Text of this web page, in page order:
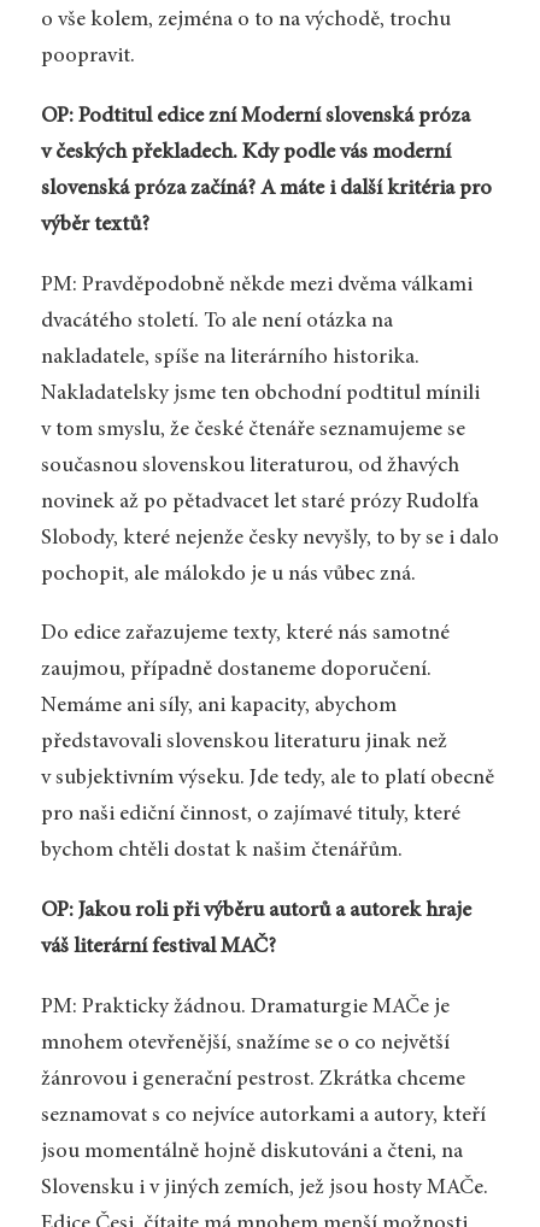
o vše kolem, zejména o to na východě, trochu
poopravit.
OP: Podtitul edice zní Moderní slovenská próza
v českých překladech. Kdy podle vás moderní
slovenská próza začíná? A máte i další kritéria pro
výběr textů?
PM: Pravděpodobně někde mezi dvěma válkami
dvacátého století. To ale není otázka na
nakladatele, spíše na literárního historika.
Nakladatelsky jsme ten obchodní podtitul mínili
v tom smyslu, že české čtenáře seznamujeme se
současnou slovenskou literaturou, od žhavých
novinek až po pětadvacet let staré prózy Rudolfa
Slobody, které nejenže česky nevyšly, to by se i dalo
pochopit, ale málokdo je u nás vůbec zná.
Do edice zařazujeme texty, které nás samotné
zaujmou, případně dostaneme doporučení.
Nemáme ani síly, ani kapacity, abychom
představovali slovenskou literaturu jinak než
v subjektivním výseku. Jde tedy, ale to platí obecně
pro naši ediční činnost, o zajímavé tituly, které
bychom chtěli dostat k našim čtenářům.
OP: Jakou roli při výběru autorů a autorek hraje
váš literární festival MAČ?
PM: Prakticky žádnou. Dramaturgie MAČe je
mnohem otevřenější, snažíme se o co největší
žánrovou i generační pestrost. Zkrátka chceme
seznamovat s co nejvíce autorkami a autory, kteří
jsou momentálně hojně diskutováni a čteni, na
Slovensku i v jiných zemích, jež jsou hosty MAČe.